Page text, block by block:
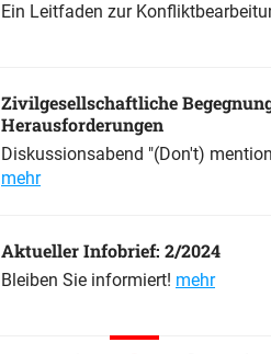
Ein Leitfaden zur
Zivilgesellschaftliche
Herausforderungen
Diskussionsabend "(Don't)
mehr
Aktueller Infobrief: 2/2024
Bleiben Sie informiert! mehr